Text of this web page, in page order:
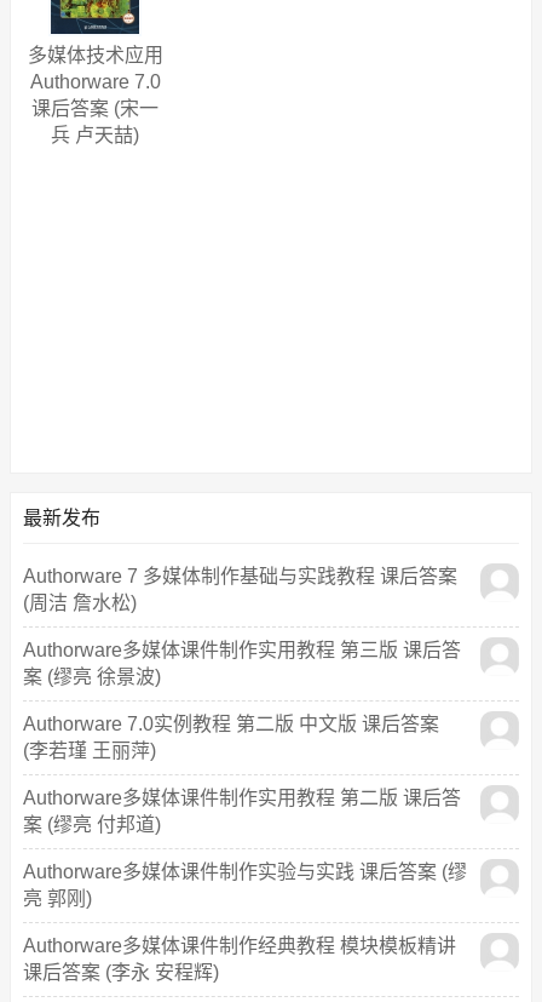
多媒体技术应用
Authorware 7.0
课后答案 (宋一
兵 卢天喆)
最新发布
Authorware 7 多媒体制作基础与实践教程 课后答案
(周洁 詹水松)
Authorware多媒体课件制作实用教程 第三版 课后答
案 (缪亮 徐景波)
Authorware 7.0实例教程 第二版 中文版 课后答案
(李若瑾 王丽萍)
Authorware多媒体课件制作实用教程 第二版 课后答
案 (缪亮 付邦道)
Authorware多媒体课件制作实验与实践 课后答案 (缪
亮 郭刚)
Authorware多媒体课件制作经典教程 模块模板精讲
课后答案 (李永 安程辉)